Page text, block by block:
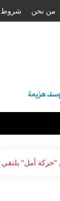
من نحن شروط
أمل" يلتقي